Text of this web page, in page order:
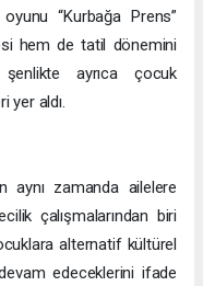
“Kurbağa Prens”
hem de tatil dönemini
ayrıca çocuk
yer aldı.
aynı zamanda ailelere
çalışmalarından biri
alternatif kültürel
edeceklerini ifade